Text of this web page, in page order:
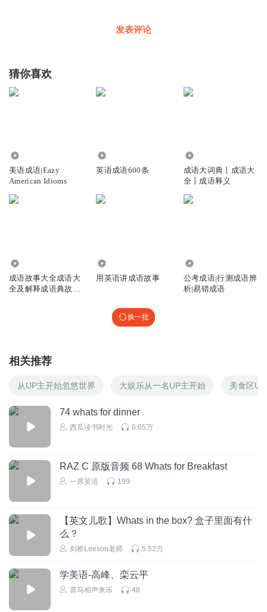
发表评论
猜你喜欢
美语成语|Eazy
American Idioms
英语成语600条
成语大词典丨成语大
全丨成语释义
成语故事大全成语大
全及解释成语典故四
用英语讲成语故事
公考成语|行测成语辨
析|易错成语
换一批
相关推荐
从UP主开始忽悠世界 大娱乐从一名UP主开始 美食区
74 whats for dinner
西瓜读书时光 6.65万
RAZ C 原版音频 68 Whats for Breakfast
一席英语 199
【英文儿歌】Whats in the box? 盒子里面有什
么？
剑桥Leeson老师 5.52万
学美语-高峰、栾云平
喜马相声来乐 48